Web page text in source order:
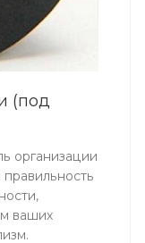
(под
организации
ваших